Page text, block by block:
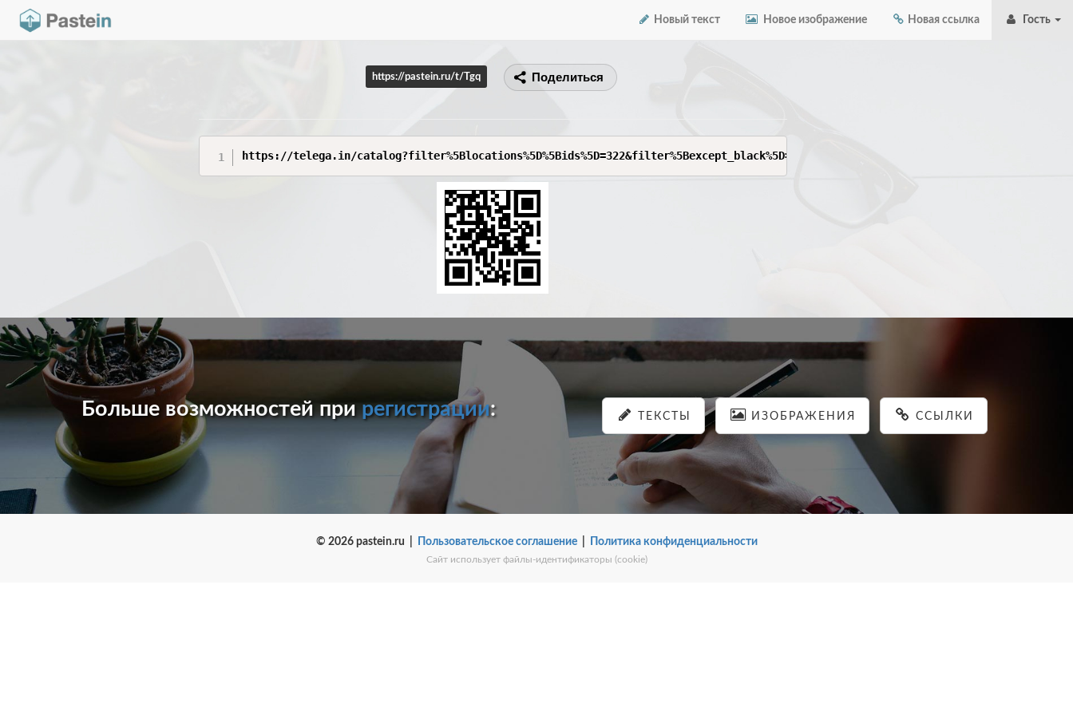
Новый текст Новое изображение Новая ссылка Гость
https://pastein.ru/t/Tgq Поделиться
https://telega.in/
Больше возможностей прирегистрации: ТЕКСТЫ ИЗОБРАЖЕНИЯ ССЫЛКИ
© 2026 pastein.ru | Пользовательское соглашение| Политика конфиденциальности
Сайт использует файлы-идентификаторы (cookie)